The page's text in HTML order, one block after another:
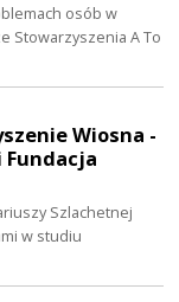
osób w
Stowarzyszenia A To
Wiosna -
Fundacja
Szlachetnej
w studiu